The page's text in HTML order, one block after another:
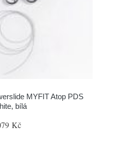
MYFIT Atop PDS
bílá
Kč